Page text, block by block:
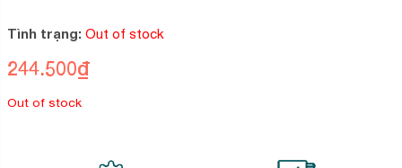
5
dựa
đánh
Tình trạng: Out of stock
244.500₫
Out of stock